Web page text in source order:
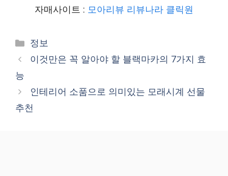
자매사이트 : 모아리뷰 리뷰나라 클릭원
Categories
정보
이것만은 꼭 알아야 할 블랙마카의 7가지 효
능
인테리어 소품으로 의미있는 모래시계 선물
추천